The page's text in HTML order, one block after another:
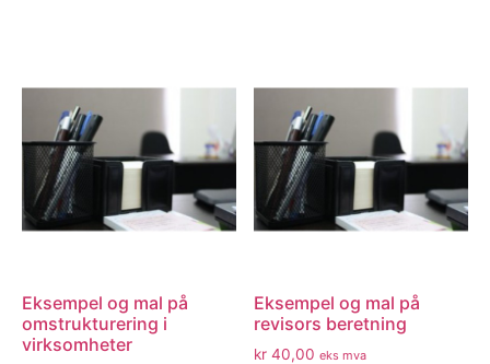
Eksempel og mal på
omstrukturering i
virksomheter
Eksempel og mal på
revisors beretning
kr 40,00 eks mva